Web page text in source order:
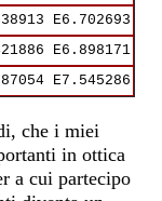
E6.702693
E6.898171
E7.545286
che i miei
in ottica
a cui partecipo